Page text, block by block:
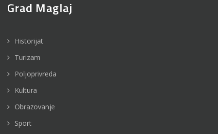
Grad Maglaj
Historijat
Turizam
Poljoprivreda
Kultura
Obrazovanje
Sport